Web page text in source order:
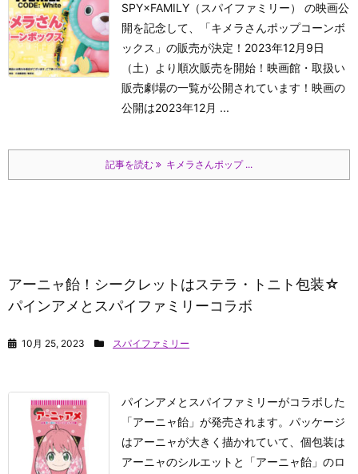
SPY×FAMILY（スパイファミリー） の映画公
開を記念して、「キメラさんポップコーンボ
ックス」の販売が決定！2023年12月9日
（土）より順次販売を開始！映画館・取扱い
販売劇場の一覧が公開されています！映画の
公開は2023年12月 ...
記事を読む キメラさんポップ ...
アーニャ飴！シークレットはステラ・トニト包装☆
パインアメとスパイファミリーコラボ
10月 25, 2023 スパイファミリー
パインアメとスパイファミリーがコラボした
「アーニャ飴」が発売されます。パッケージ
はアーニャが大きく描かれていて、個包装は
アーニャのシルエットと「アーニャ飴」のロ